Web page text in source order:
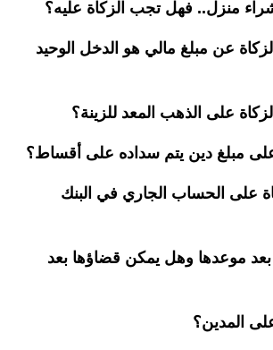
منزل.. فهل تجب الزكاة عليه؟
عن مبلغ مالي هو الدخل الوحيد
على الذهب المعد للزينة؟
مبلغ دين يتم سداده على أقساط؟
على الحساب الجاري في البنك
موعدها وهل يمكن قضاؤها بعد
المدين؟